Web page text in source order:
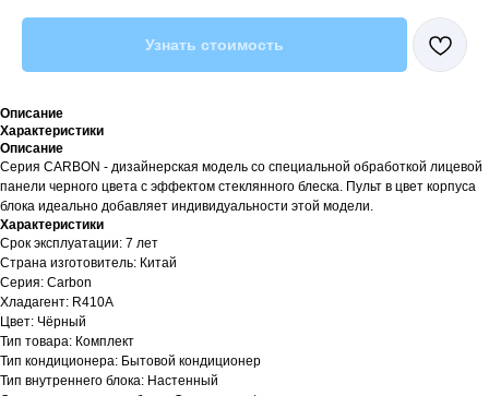
Узнать стоимость
Описание
Характеристики
Описание
Серия CARBON - дизайнерская модель со специальной обработкой лицевой
панели черного цвета с эффектом стеклянного блеска. Пульт в цвет корпуса
блока идеально добавляет индивидуальности этой модели.
Характеристики
Срок эксплуатации: 7 лет
Страна изготовитель: Китай
Серия: Carbon
Хладагент: R410A
Цвет: Чёрный
Тип товара: Комплект
Тип кондиционера: Бытовой кондиционер
Тип внутреннего блока: Настенный